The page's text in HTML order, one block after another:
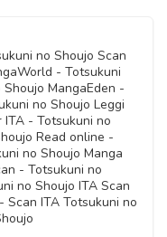
05 Novembre 2020
05 Novembre 2020
05 Novembre 2020
05 Novembre 2020
05 Novembre 2020
05 Novembre 2020
05 Novembre 2020
05 Novembre 2020
05 Novembre 2020
05 Novembre 2020
05 Novembre 2020
no Shoujo Scan
- Totsukuni
MangaEden -
no Shoujo Leggi
- Totsukuni no
Read online -
no Shoujo Manga
- Totsukuni no
no Shoujo ITA Scan
Scan ITA Totsukuni no